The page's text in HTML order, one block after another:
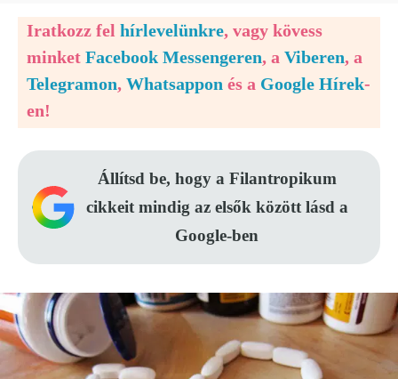
Iratkozz fel hírlevelünkre, vagy kövess
minket Facebook Messengeren, a Viberen, a
Telegramon, Whatsappon és a Google Hírek-
en!
Állítsd be, hogy a Filantropikum
cikkeit mindig az elsők között lásd a
Google-ben